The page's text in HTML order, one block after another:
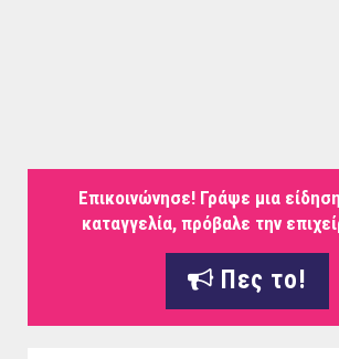
Επικοινώνησε! Γράψε μια
καταγγελία, πρόβαλε την
Πες το!